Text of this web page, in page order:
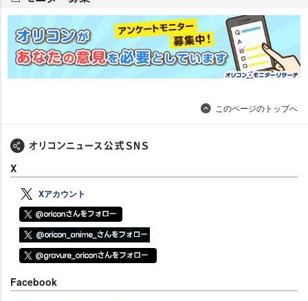
このページのトップへ
X
Xアカウント
Facebook